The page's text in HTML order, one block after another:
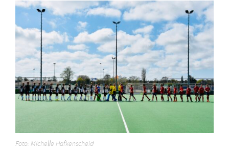
Foto: Michelle Hafkenscheid